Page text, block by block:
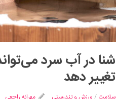
شنا در آب سرد
تغییر دهد